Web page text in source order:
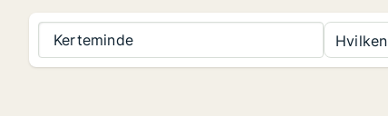
Kerteminde